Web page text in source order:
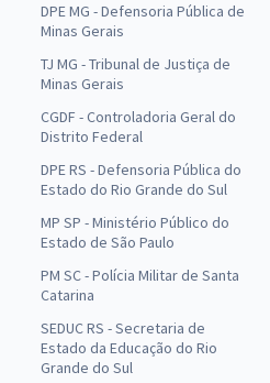
DPE MG - Defensoria Pública de
Minas Gerais
TJ MG - Tribunal de Justiça de
Minas Gerais
CGDF - Controladoria Geral do
Distrito Federal
DPE RS - Defensoria Pública do
Estado do Rio Grande do Sul
MP SP - Ministério Público do
Estado de São Paulo
PM SC - Polícia Militar de Santa
Catarina
SEDUC RS - Secretaria de
Estado da Educação do Rio
Grande do Sul